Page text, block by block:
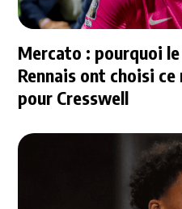
Mercato : pourquoi
Rennais ont choisi
pour Cresswell